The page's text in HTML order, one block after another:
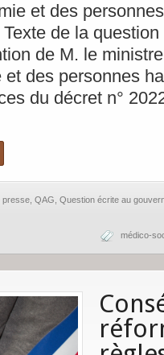
et des
de la
de M. le
et des personnes
du décret n°
presse QAG Question écrite au
médico-